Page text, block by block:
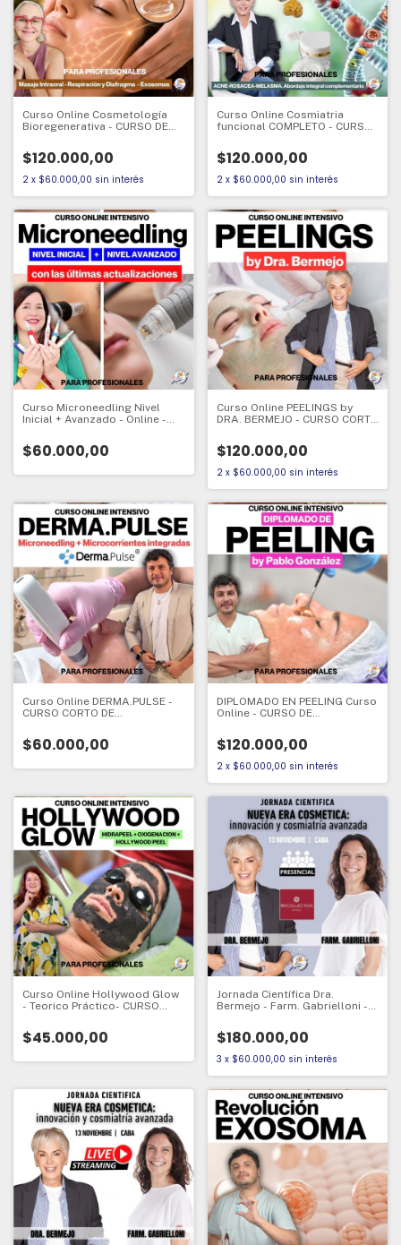
Curso Online Cosmetología
Bioregenerativa - CURSO DE
PROFESIONAL
$120.000,00
2 x $60.000,00 sin interés
Curso Online Cosmiatria
funcional COMPLETO - CURSO
PROFESIONAL
$120.000,00
2 x $60.000,00 sin interés
Curso Microneedling Nivel
Inicial + Avanzado - Online -
ACTUALIZACION
PROFESIONAL
$60.000,00
Curso Online PEELINGS by
DRA. BERMEJO - CURSO CORTO
PROFESIONAL
$120.000,00
2 x $60.000,00 sin interés
Curso Online DERMA.PULSE -
CURSO CORTO DE
PROFESIONAL
$60.000,00
DIPLOMADO EN PEELING Curso
Online - CURSO DE
PROFESIONAL
$120.000,00
2 x $60.000,00 sin interés
Curso Online Hollywood Glow
- Teorico Práctico- CURSO
PROFESIONAL
$45.000,00
Jornada Científica Dra.
Bermejo - Farm. Gabrielloni -
$180.000,00
3 x $60.000,00 sin interés